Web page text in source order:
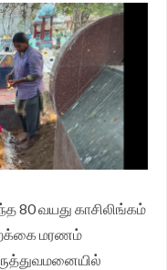
80 வயது காசிலிங்கம்
மரணம்